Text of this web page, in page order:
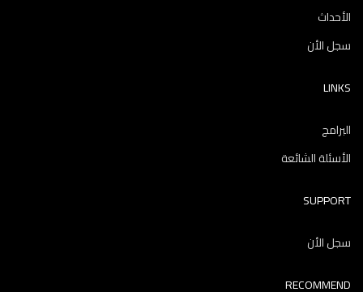
الأحداث
سجل الأن
LINKS
البرامج
الأسئلة الشائعة
SUPPORT
سجل الأن
RECOMMEND